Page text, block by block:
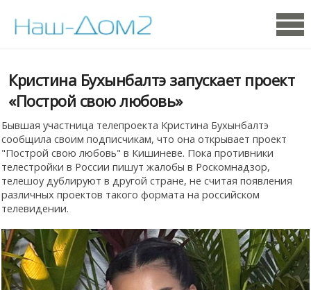
Кристина Бухынбалтэ запускает проект
«Построй свою любовь»
Бывшая участница телепроекта Кристина Бухынбалтэ
сообщила своим подписчикам, что она открывает проект
"Построй свою любовь" в Кишиневе. Пока противники
телестройки в России пишут жалобы в Роскомнадзор,
телешоу дублируют в другой стране, не считая появления
различных проектов такого формата на российском
телевидении.